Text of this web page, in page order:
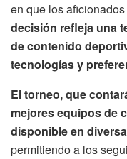
en que los
decisión refleja una
de contenido
tecnologías y
El torneo, que
mejores equipos de
disponible en
permitiendo a los